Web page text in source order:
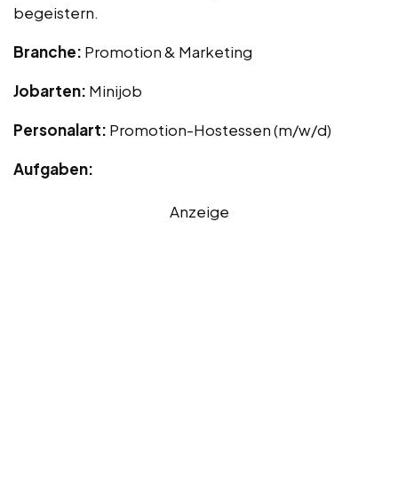
begeistern.
Branche: Promotion & Marketing
Jobarten: Minijob
Personalart: Promotion-Hostessen (m/w/d)
Aufgaben:
Anzeige